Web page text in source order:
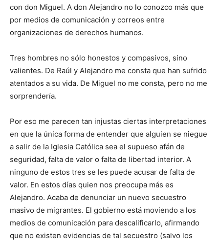
con don Miguel. A don Alejandro no lo conozco más que
por medios de comunicación y correos entre
organizaciones de derechos humanos.
Tres hombres no sólo honestos y compasivos, sino
valientes. De Raúl y Alejandro me consta que han sufrido
atentados a su vida. De Miguel no me consta, pero no me
sorprendería.
Por eso me parecen tan injustas ciertas interpretaciones
en que la única forma de entender que alguien se niegue
a salir de la Iglesia Católica sea el supueso afán de
seguridad, falta de valor o falta de libertad interior. A
ninguno de estos tres se les puede acusar de falta de
valor. En estos días quien nos preocupa más es
Alejandro. Acaba de denunciar un nuevo secuestro
masivo de migrantes. El gobierno está moviendo a los
medios de comunicación para descalificarlo, afirmando
que no existen evidencias de tal secuestro (salvo los